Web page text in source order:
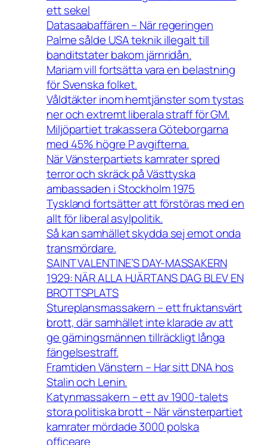
ett sekel
Datasaabaffären – När regeringen
Palme sålde USA teknik illegalt till
banditstater bakom järnridån.
Mariam vill fortsätta vara en belastning
för Svenska folket.
Våldtäkter inom hemtjänster som tystas
ner och extremt liberala straff för GM.
Miljöpartiet trakassera Göteborgarna
med 45% högre P avgifterna.
När Vänsterpartiets kamrater spred
terror och skräck på Västtyska
ambassaden i Stockholm 1975
Tyskland fortsätter att förstöras med en
allt för liberal asylpolitik.
Så kan samhället skydda sej emot onda
transmördare.
SAINT VALENTINE’S DAY-MASSAKERN
1929: NÄR ALLA HJÄRTANS DAG BLEV EN
BROTTSPLATS
Stureplansmassakern – ett fruktansvärt
brott, där samhället inte klarade av att
ge gärningsmännen tillräckligt långa
fängelsestraff.
Framtiden Vänstern – Har sitt DNA hos
Stalin och Lenin.
Katynmassakern – ett av 1900-talets
stora politiska brott – När vänsterpartiet
kamrater mördade 3000 polska
officeare